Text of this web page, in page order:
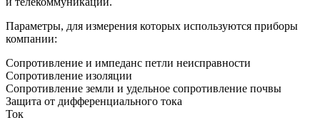
Параметры, для измерения которых используются приборы
компании:
Сопротивление и импеданс петли неисправности
Сопротивление изоляции
Сопротивление земли и удельное сопротивление почвы
Защита от дифференциального тока
Ток